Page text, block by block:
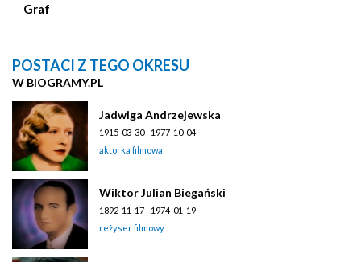
Graf
POSTACI Z TEGO OKRESU
W BIOGRAMY.PL
Jadwiga Andrzejewska
1915-03-30 - 1977-10-04
aktorka filmowa
Wiktor Julian Biegański
1892-11-17 - 1974-01-19
reżyser filmowy